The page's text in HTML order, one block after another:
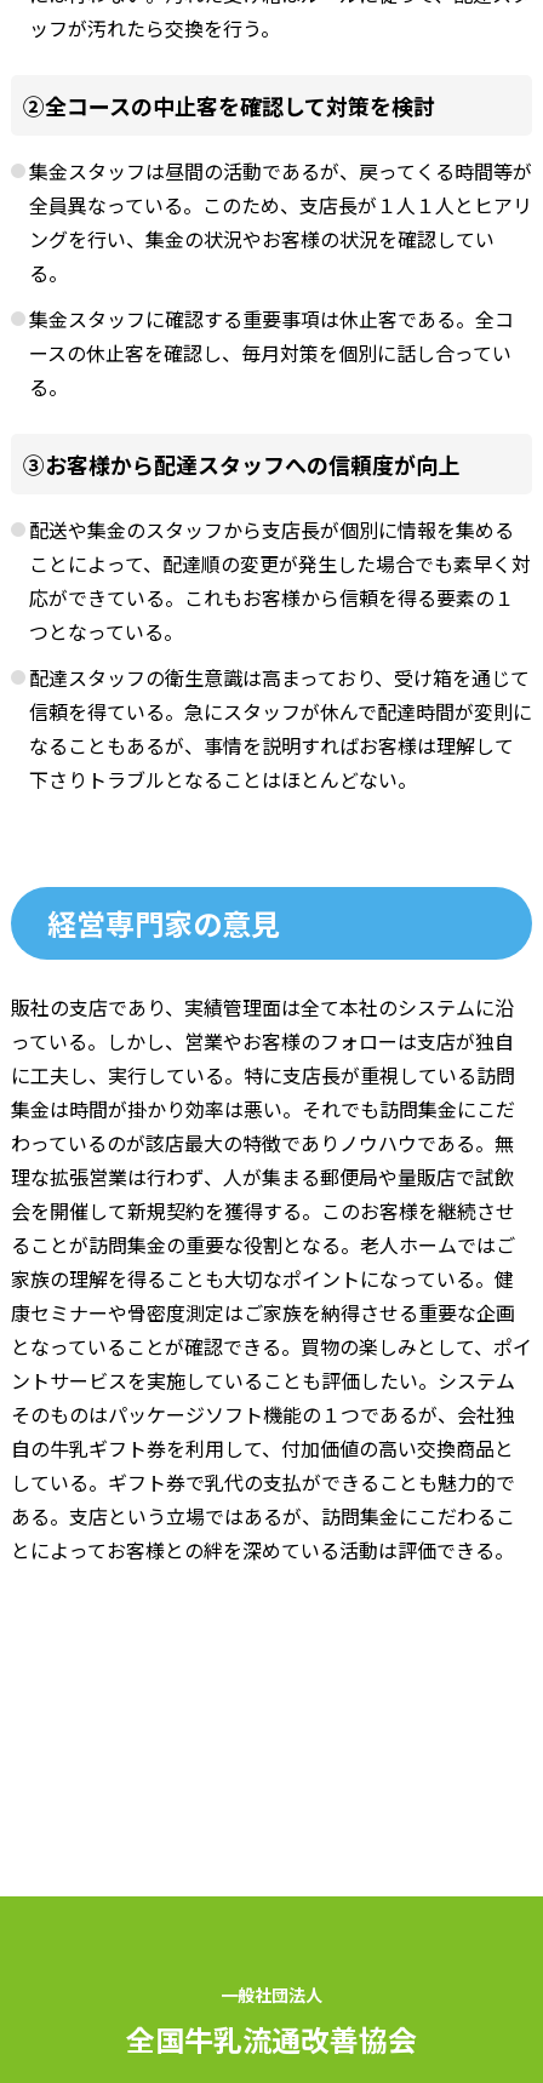
ッフが汚れたら交換を行う。
②全コースの中止客を確認して対策を検討
集金スタッフは昼間の活動であるが、戻ってくる時間等が
全員異なっている。このため、支店長が１人１人とヒアリ
ングを行い、集金の状況やお客様の状況を確認してい
る。
集金スタッフに確認する重要事項は休止客である。全コ
ースの休止客を確認し、毎月対策を個別に話し合ってい
る。
③お客様から配達スタッフへの信頼度が向上
配送や集金のスタッフから支店長が個別に情報を集める
ことによって、配達順の変更が発生した場合でも素早く対
応ができている。これもお客様から信頼を得る要素の１
つとなっている。
配達スタッフの衛生意識は高まっており、受け箱を通じて
信頼を得ている。急にスタッフが休んで配達時間が変則に
なることもあるが、事情を説明すればお客様は理解して
下さりトラブルとなることはほとんどない。
経営専門家の意見
販社の支店であり、実績管理面は全て本社のシステムに沿
っている。しかし、営業やお客様のフォローは支店が独自
に工夫し、実行している。特に支店長が重視している訪問
集金は時間が掛かり効率は悪い。それでも訪問集金にこだ
わっているのが該店最大の特徴でありノウハウである。無
理な拡張営業は行わず、人が集まる郵便局や量販店で試飲
会を開催して新規契約を獲得する。このお客様を継続させ
ることが訪問集金の重要な役割となる。老人ホームではご
家族の理解を得ることも大切なポイントになっている。健
康セミナーや骨密度測定はご家族を納得させる重要な企画
となっていることが確認できる。買物の楽しみとして、ポイ
ントサービスを実施していることも評価したい。システム
そのものはパッケージソフト機能の１つであるが、会社独
自の牛乳ギフト券を利用して、付加価値の高い交換商品と
している。ギフト券で乳代の支払ができることも魅力的で
ある。支店という立場ではあるが、訪問集金にこだわるこ
とによってお客様との絆を深めている活動は評価できる。
一般社団法人
全国牛乳流通改善協会